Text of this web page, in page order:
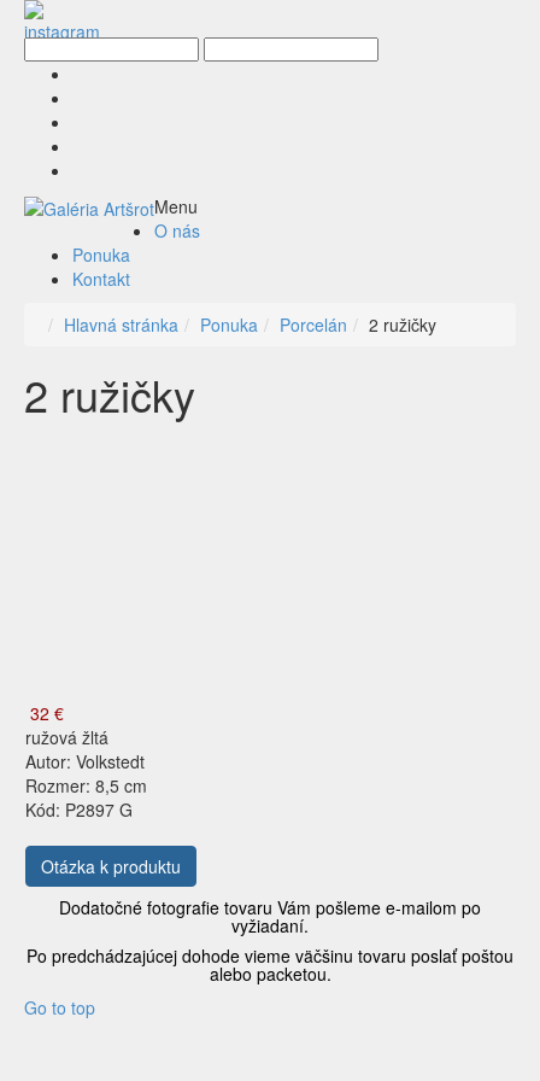
Menu
O nás
Ponuka
Kontakt
Hlavná stránka
Ponuka Porcelán 2 ružičky
2 ružičky
32 €
ružová žltá
Autor: Volkstedt
Rozmer: 8,5 cm
Kód: P2897 G
Otázka k produktu
Dodatočné fotografie tovaru Vám pošleme e-mailom po
vyžiadaní.
Po predchádzajúcej dohode vieme väčšinu tovaru poslať poštou
alebo packetou.
Go to top